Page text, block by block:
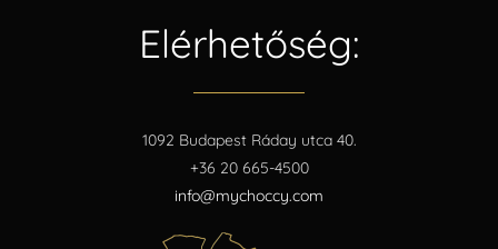
Elérhetőség:
1092 Budapest Ráday utca 40.
+36 20 665-4500
info@mychoccy.com